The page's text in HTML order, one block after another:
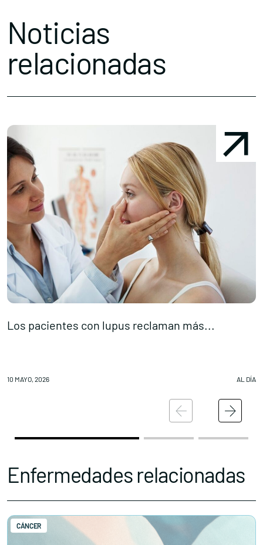
Noticias
relacionadas
Los pacientes con lupus reclaman más...
10 MAYO, 2026 AL DÍA
Enfermedades relacionadas
CÁNCER